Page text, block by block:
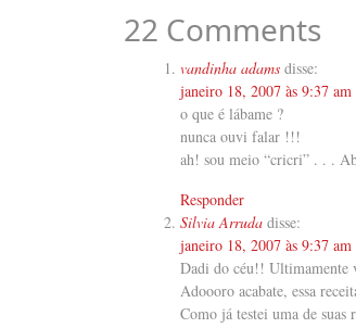
22 Comments
vandinha adams disse:
janeiro 18, 2007 às 9:37 am
o que é lábame ?
nunca ouvi falar !!!
ah! sou meio “cricri” . . .
Responder
Silvia Arruda disse:
janeiro 18, 2007 às 9:37 am
Dadi do céu!! Ultimamente
Adoooro acabate, essa
Como já testei uma de